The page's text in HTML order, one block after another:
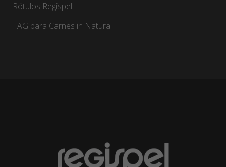
Rótulos Regispel
TAG para Carnes in Natura